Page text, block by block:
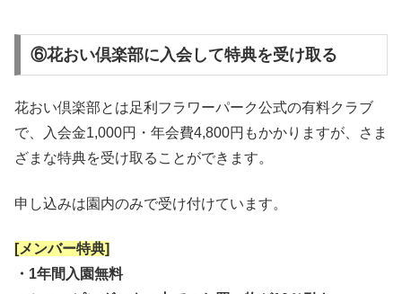
⑥花おい倶楽部に入会して特典を受け取る
花おい倶楽部とは足利フラワーパーク公式の有料クラブ
で、入会金1,000円・年会費4,800円もかかりますが、さま
ざまな特典を受け取ることができます。
申し込みは園内のみで受け付けています。
[メンバー特典]
・1年間入園無料